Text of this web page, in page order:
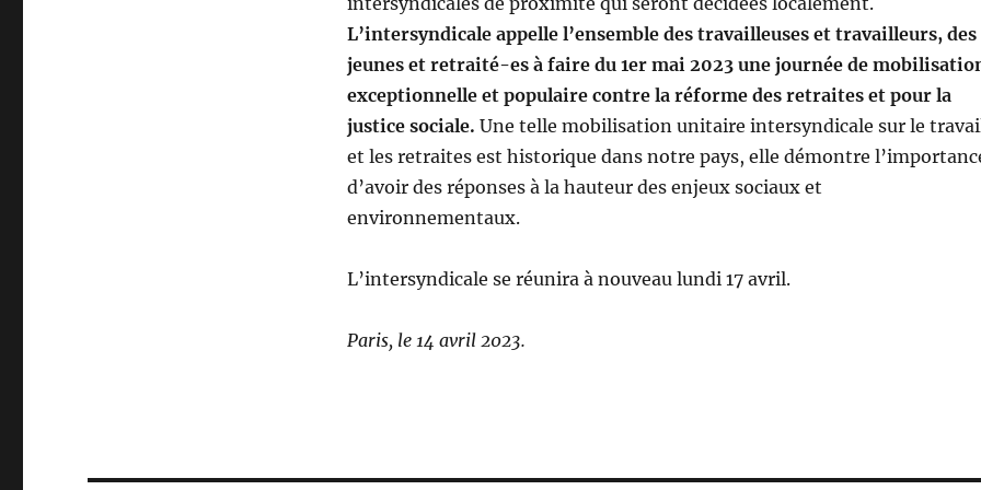
L’intersyndicale appelle l’ensemble des travailleuses et travailleurs, des
jeunes et retraité-es à faire du 1er mai 2023 une journée de
exceptionnelle et populaire contre la réforme des retraites et pour la
justice sociale. Une telle mobilisation unitaire intersyndicale sur le
et les retraites est historique dans notre pays, elle démontre
d’avoir des réponses à la hauteur des enjeux sociaux et
environnementaux.
L’intersyndicale se réunira à nouveau lundi 17 avril.
Paris, le 14 avril 2023.